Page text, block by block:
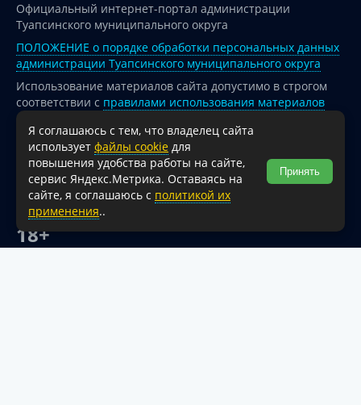
Официальный интернет-портал администрации
Туапсинского муниципального округа
ПОЛОЖЕНИЕ о порядке обработки персональных данных
администрации Туапсинского муниципального округа
Использование материалов сайта допустимо в строгом
соответствии с правилами использования материалов
опубликованных на сайте
При перепечатке и использовании информации ссылка
на источник обязательна.
Для сайтов и страниц сети Интернет обязательна
активная гиперссылка на официальный интернет-портал
администрации Туапсинского муниципального округа.
18+
Я соглашаюсь с тем, что владелец сайта
использует файлы cookie для
повышения удобства работы на сайте,
сервис Яндекс.Метрика. Оставаясь на
сайте, я соглашаюсь с политикой их
применения..
Принять